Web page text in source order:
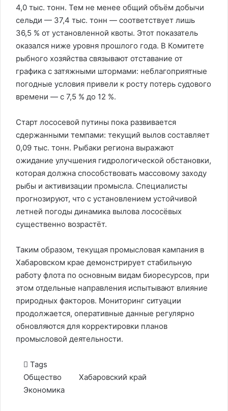
4,0 тыс. тонн. Тем не менее общий объём добычи
сельди — 37,4 тыс. тонн — соответствует лишь
36,5 % от установленной квоты. Этот показатель
оказался ниже уровня прошлого года. В Комитете
рыбного хозяйства связывают отставание от
графика с затяжными штормами: неблагоприятные
погодные условия привели к росту потерь судового
времени — с 7,5 % до 12 %.
Старт лососевой путины пока развивается
сдержанными темпами: текущий вылов составляет
0,09 тыс. тонн. Рыбаки региона выражают
ожидание улучшения гидрологической обстановки,
которая должна способствовать массовому заходу
рыбы и активизации промысла. Специалисты
прогнозируют, что с установлением устойчивой
летней погоды динамика вылова лососёвых
существенно возрастёт.
Таким образом, текущая промысловая кампания в
Хабаровском крае демонстрирует стабильную
работу флота по основным видам биоресурсов, при
этом отдельные направления испытывают влияние
природных факторов. Мониторинг ситуации
продолжается, оперативные данные регулярно
обновляются для корректировки планов
промысловой деятельности.
Tags
Общество
Хабаровский край
Экономика